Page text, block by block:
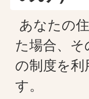
あなたの
た場合、
の制度を
す。